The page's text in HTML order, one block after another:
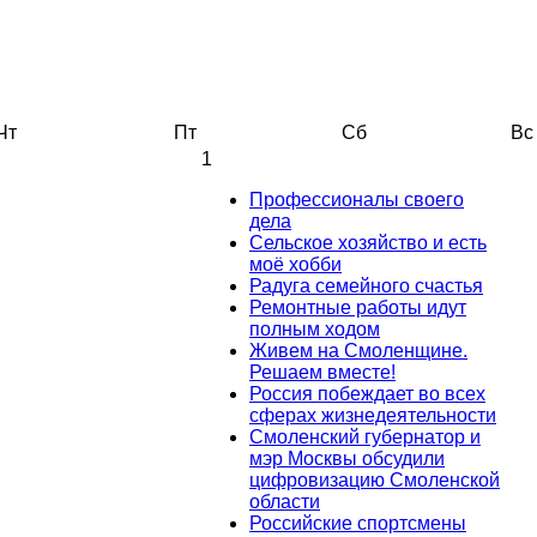
Пт Сб
Вс
1
Профессионалы своего
дела
Сельское хозяйство и есть
моё хобби
Радуга семейного счастья
Ремонтные работы идут
полным ходом
Живем на Смоленщине.
Решаем вместе!
Россия побеждает во всех
сферах жизнедеятельности
Смоленский губернатор и
мэр Москвы обсудили
цифровизацию Смоленской
области
Российские спортсмены